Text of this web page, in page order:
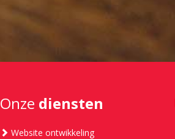
Onze diensten
Website ontwikkeling